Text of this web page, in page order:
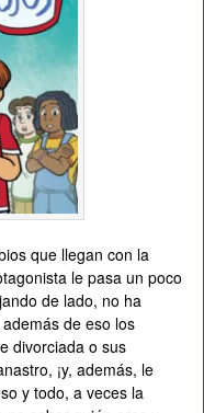
que llegan con la
le pasa un poco
de lado, no ha
de eso los
divorciada o sus
¡y, además, le
y todo, a veces la